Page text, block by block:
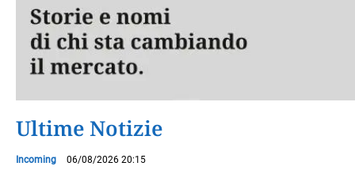
Ultime Notizie
Incoming 06/08/2026 20:15